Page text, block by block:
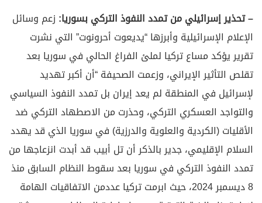
– تحذير إسرائيلي من تمدد النفوذ التركي بسوريا: زعم وسائل
الإعلام الإسرائيلية وأبرزها “يديعوت أحرونوت” التي نشرت
تقرير يؤكد مساع تركيا لملئ الفراغ الحالي في سوريا بعد
تقلص التأثير الإيراني، وزعمت الصحيفة “أن أكبر تهديد
لإسرائيل في المنطقة لم يعد إيران بل تمدد النفوذ السياسي
والتواجد العسكري التركي، وحذرت من الاصطهاد التركي ضد
الأقليات (الكردية والعلوية والدرزية) في سوريا الذي قد يهدد
السلام الإقليمي، جدير بالذكر أن تل أبيب قد أبدت انزعاجها من
تمدد النفوذ التركي في سوريا بعد سقوط النظام السابق منذ
8 ديسمبر 2024، حيث ابرمت تركيا عددمن الاتفاقيات الهامة